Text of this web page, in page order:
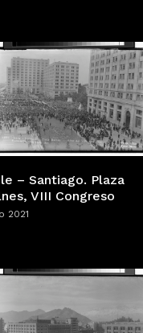
– Santiago. Plaza
VIII Congreso
2021